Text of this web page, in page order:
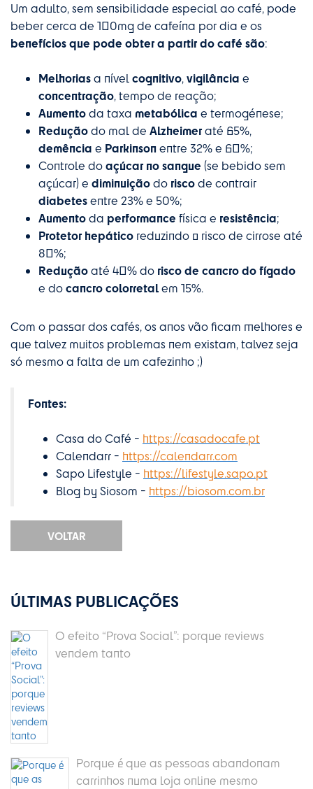
Um adulto, sem sensibilidade especial ao café, pode
beber cerca de 100mg de cafeína por dia e os
benefícios que pode obter a partir do café são:
Melhoriasa nívelcognitivo,vigilância e
concentração, tempo de reação;
Aumentoda taxa metabólica e termogénese;
Reduçãodo mal de Alzheimeraté 65%,
demência e Parkinsonentre 32% e 60%;
Controle doaçúcar no sangue (se bebido sem
açúcar) e diminuiçãodo riscode contrair
diabetesentre 23% e 50%;
Aumentoda performance física e resistência;
Protetor hepático reduzindo o risco de cirrose até
80%;
Reduçãoaté 40% do risco de cancro do fígado
e docancro colorretalem 15%.
Com o passar dos cafés, os anos vão ficam melhores e
que talvez muitos problemas nem existam, talvez seja
só mesmo a falta de um cafezinho ;)
Fontes:
Casa do Café - https://casadocafe.pt
Calendarr - https://calendarr.com
Sapo Lifestyle - https://lifestyle.sapo.pt
Blog by Siosom - https://biosom.com.br
VOLTAR
ÚLTIMAS PUBLICAÇÕES
O efeito “Prova Social”: porque reviews
vendem tanto
Porque é que as pessoas abandonam
carrinhos numa loja online mesmo